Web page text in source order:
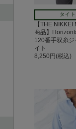
タイ
【THE
商品】
120番手双糸ジ
イト
8,250円(税込)